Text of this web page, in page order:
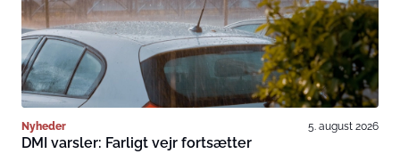
Nyheder 5. august 2026
DMI varsler: Farligt vejr fortsætter